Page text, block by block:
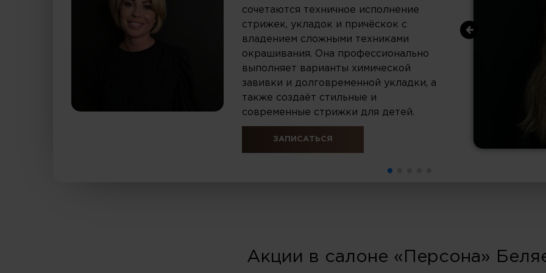
сочетаются техничное исполнение
стрижек, укладок и причёскок с
владением сложными техниками
окрашивания. Она профессионально
выполняет варианты химической
завивки и долговременной укладки, а
также создаёт стильные и
современные стрижки для детей.
ЗАПИСАТЬСЯ
Акции в салоне «Персона»